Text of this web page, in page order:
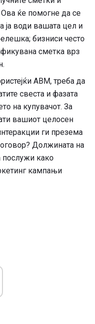
ќе помогне да се
ја води вашата цел и
бизниси често
сметка врз
ABM, треба да
свеста и фазата
на купувачот. За
вашиот целосен
ги презема
Должината на
како
кампањи